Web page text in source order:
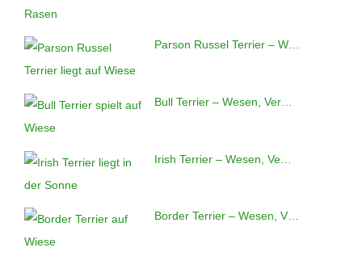
Parson Russel Terrier – W…
Bull Terrier – Wesen, Ver…
Irish Terrier – Wesen, Ve…
Border Terrier – Wesen, V…